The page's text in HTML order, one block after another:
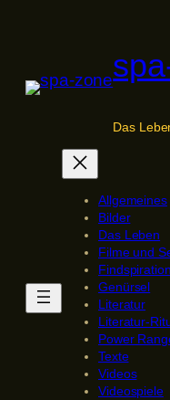
Das
Allgemeines
Bilder
Das Leben
Filme und
Findspiration
Genürsel
Literatur
Literatur-
Power
Texte
Videos
Videospiele